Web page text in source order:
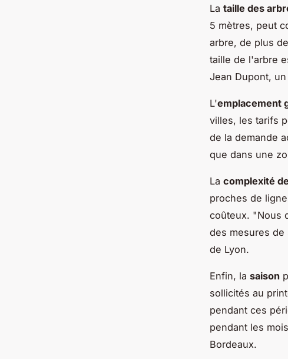
La taille des
5 mètres, peut
arbre, de plus
taille de l'arbre
Jean Dupont,
L'emplacement
villes, les tarifs
de la demande
que dans une
La complexité
proches de
coûteux. "Nous
des mesures de
de Lyon.
Enfin, la saison
sollicités au
pendant ces
pendant les
Bordeaux.